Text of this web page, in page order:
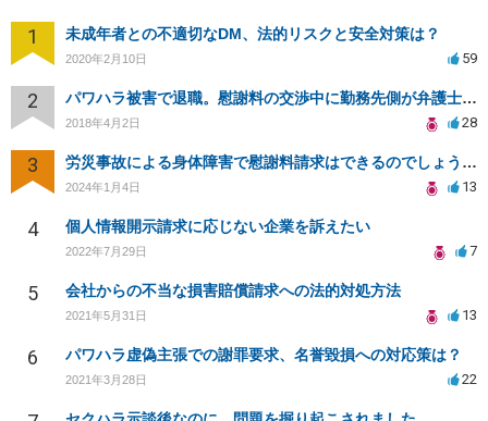
1 未成年者との不適切なDM、法的リスクと安全対策は？
2020年2月10日 59
2 パワハラ被害で退職。慰謝料の交渉中に勤務先側が弁護士を立ててきました
2018年4月2日 28
3 労災事故による身体障害で慰謝料請求はできるのでしょうか？
2024年1月4日 13
4 個人情報開示請求に応じない企業を訴えたい
2022年7月29日 7
5 会社からの不当な損害賠償請求への法的対処方法
2021年5月31日 13
6 パワハラ虚偽主張での謝罪要求、名誉毀損への対応策は？
2021年3月28日 22